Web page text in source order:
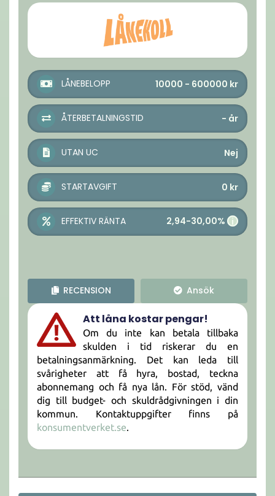
LÅNEBELOPP 10000 - 600000 kr
ÅTERBETALNINGSTID - år
UTAN UC Nej
STARTAVGIFT 0 kr
EFFEKTIV RÄNTA 2,94-30,00% i
RECENSION Ansök
Att låna kostar pengar!
Om du inte kan betala tillbaka
skulden i tid riskerar du en
betalningsanmärkning. Det kan leda till
svårigheter att få hyra, bostad, teckna
abonnemang och få nya lån. För stöd, vänd
dig till budget- och skuldrådgivningen i din
kommun. Kontaktuppgifter finns på
konsumentverket.se.